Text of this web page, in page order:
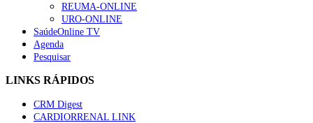
“Os programas de rastreio do cancro do pulmão são
custo-efetivos e representam um investimento
sustentável para os sistemas de saúde”
94 visualizações
Quase quatro em cada dez doentes com enfarte
88 visualizações
REUMA-ONLINE
URO-ONLINE
SaúdeOnline TV
Agenda
Pesquisar
LINKS RÁPIDOS
CRM Digest
CARDIORRENAL LINK